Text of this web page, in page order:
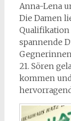
Anna-Lena
Die Damen
spannende
21. Sören
kommen